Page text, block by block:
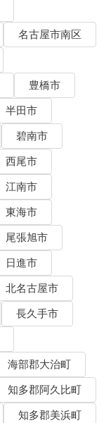
名古屋市南区
豊橋市
半田市
碧南市
西尾市
江南市
東海市
尾張旭市
日進市
北名古屋市
長久手市
海部郡大治町
知多郡阿久比町
知多郡美浜町